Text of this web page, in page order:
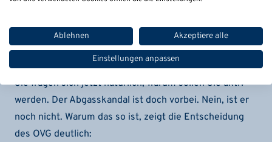
Stilllegung der Fahrzeuge:
Warum muss ich jetzt handeln?
Sie fragen sich jetzt natürlich, warum sollen Sie aktiv
werden. Der Abgasskandal ist doch vorbei. Nein, ist er
noch nicht. Warum das so ist, zeigt die Entscheidung
des OVG deutlich:
Ablehnen Akzeptiere alle
Einstellungen anpassen